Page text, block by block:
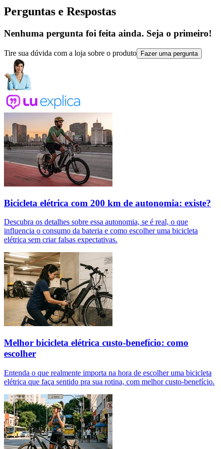
Perguntas e Respostas
Nenhuma pergunta foi feita ainda. Seja o primeiro!
Tire sua dúvida com a loja sobre o produto Fazer uma pergunta
Bicicleta elétrica com 200 km de autonomia: existe?
Descubra os detalhes sobre essa autonomia, se é real, o que
influencia o consumo da bateria e como escolher uma bicicleta
elétrica sem criar falsas expectativas.
Melhor bicicleta elétrica custo-benefício: como
escolher
Entenda o que realmente importa na hora de escolher uma bicicleta
elétrica que faça sentido pra sua rotina, com melhor custo-benefício.